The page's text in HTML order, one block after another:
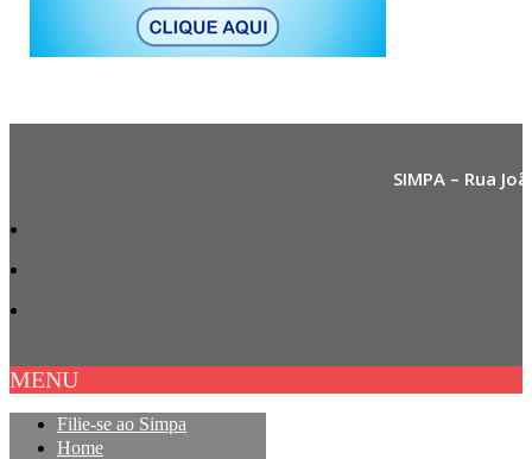
SIMPA – Rua
MENU
Filie-se ao Simpa
Home